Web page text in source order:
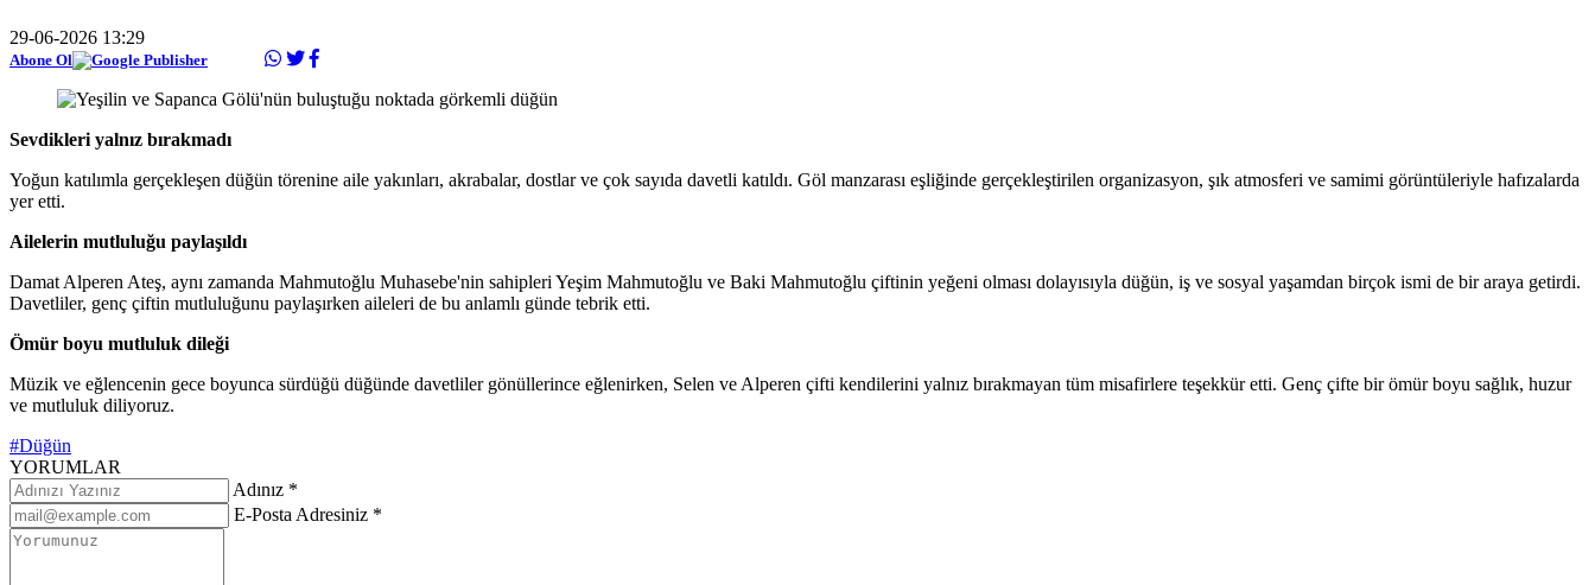
29-06-2026 13:29
Abone Ol
Sevdikleri yalnız bırakmadı
Yoğun katılımla gerçekleşen düğün törenine aile yakınları, akrabalar, dostlar ve çok sayıda davetli katıldı. Göl manzarası eşliğinde gerçekleştirilen organizasyon, şık atmosferi ve samimi görüntüleriyle hafızalarda
yer etti.
Ailelerin mutluluğu paylaşıldı
Damat Alperen Ateş, aynı zamanda Mahmutoğlu Muhasebe'nin sahipleri Yeşim Mahmutoğlu ve Baki Mahmutoğlu çiftinin yeğeni olması dolayısıyla düğün, iş ve sosyal yaşamdan birçok ismi de bir araya getirdi.
Davetliler, genç çiftin mutluluğunu paylaşırken aileleri de bu anlamlı günde tebrik etti.
Ömür boyu mutluluk dileği
Müzik ve eğlencenin gece boyunca sürdüğü düğünde davetliler gönüllerince eğlenirken, Selen ve Alperen çifti kendilerini yalnız bırakmayan tüm misafirlere teşekkür etti. Genç çifte bir ömür boyu sağlık, huzur
ve mutluluk diliyoruz.
#Düğün
YORUMLAR
Adınız *
E-Posta Adresiniz *